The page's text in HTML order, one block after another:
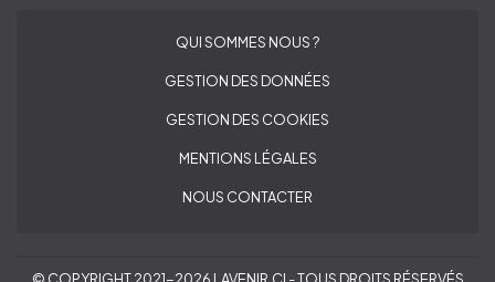
QUI SOMMES NOUS ?
GESTION DES DONNÉES
GESTION DES COOKIES
MENTIONS LÉGALES
NOUS CONTACTER